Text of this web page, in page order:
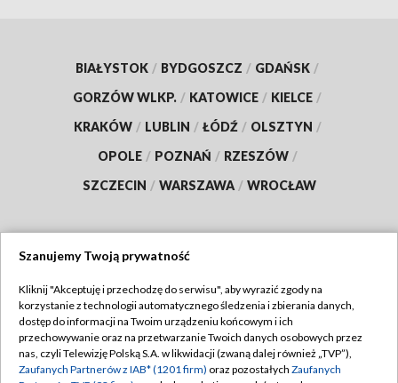
BIAŁYSTOK / BYDGOSZCZ / GDAŃSK /
GORZÓW WLKP. / KATOWICE / KIELCE /
KRAKÓW / LUBLIN / ŁÓDŹ / OLSZTYN /
OPOLE / POZNAŃ / RZESZÓW /
SZCZECIN / WARSZAWA / WROCŁAW
TVP
Abonament TVP
Emisja w TVP
Regulamin TVP
Polityka prywatności
Szanujemy Twoją prywatność
Kliknij "Akceptuję i przechodzę do serwisu", aby wyrazić zgody na
korzystanie z technologii automatycznego śledzenia i zbierania danych,
dostęp do informacji na Twoim urządzeniu końcowym i ich
przechowywanie oraz na przetwarzanie Twoich danych osobowych przez
nas, czyli Telewizję Polską S.A. w likwidacji (zwaną dalej również „TVP”),
Zaufanych Partnerów z IAB* (1201 firm) oraz pozostałych Zaufanych